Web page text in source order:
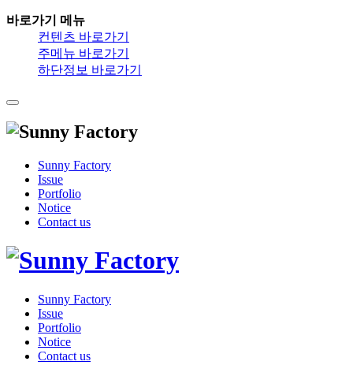
바로가기 메뉴
컨텐츠 바로가기
주메뉴 바로가기
하단정보 바로가기
Sunny Factory
Issue
Portfolio
Notice
Contact us
Sunny Factory
Issue
Portfolio
Notice
Contact us